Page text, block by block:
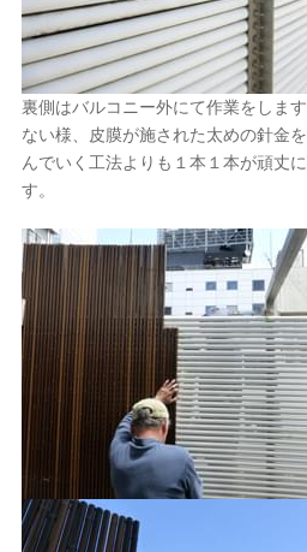
裏側はバルコニー外にて作業をしま
ない様、皮膜が施された太めの針金
んでいく工法よりも１本１本が頑丈
す。